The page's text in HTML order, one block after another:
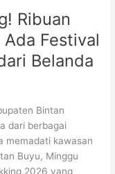
Ribuan
Festival
Belanda
Bintan
dari berbagai
memadati kawasan
Buyu, Minggu
2026 yang